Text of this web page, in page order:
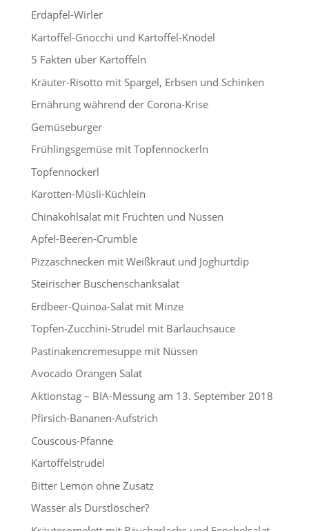
Erdäpfel-Wirler
Kartoffel-Gnocchi und Kartoffel-Knödel
5 Fakten über Kartoffeln
Kräuter-Risotto mit Spargel, Erbsen und Schinken
Ernährung während der Corona-Krise
Gemüseburger
Frühlingsgemüse mit Topfennockerln
Topfennockerl
Karotten-Müsli-Küchlein
Chinakohlsalat mit Früchten und Nüssen
Apfel-Beeren-Crumble
Pizzaschnecken mit Weißkraut und Joghurtdip
Steirischer Buschenschanksalat
Erdbeer-Quinoa-Salat mit Minze
Topfen-Zucchini-Strudel mit Bärlauchsauce
Pastinakencremesuppe mit Nüssen
Avocado Orangen Salat
Aktionstag – BIA-Messung am 13. September 2018
Pfirsich-Bananen-Aufstrich
Couscous-Pfanne
Kartoffelstrudel
Bitter Lemon ohne Zusatz
Wasser als Durstlöscher?